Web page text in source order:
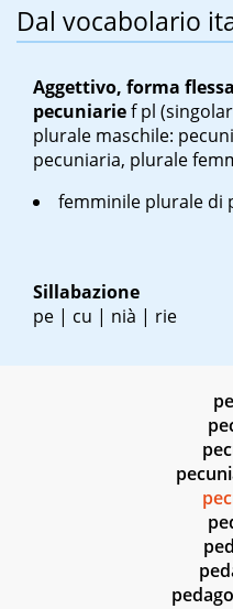
Dal vocabolario
Aggettivo, forma flessa
pecuniarief pl
plurale maschile:
pecuniaria, plurale
femminile plurale di
Sillabazione
pe | cu | nià | rie